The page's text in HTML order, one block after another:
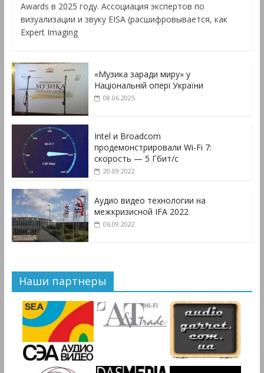
Awards в 2025 году. Ассоциация экспертов по
визуализации и звуку EISA (расшифровывается, как
Expert Imaging
«Музика заради миру» у
Національній опері України
08.06.2025
Intel и Broadcom
продемонстрировали Wi-Fi 7:
скорость — 5 Гбит/с
20.09.2022
Аудио видео технологии на
межкризисной IFA 2022
06.09.2022
Наши партнеры